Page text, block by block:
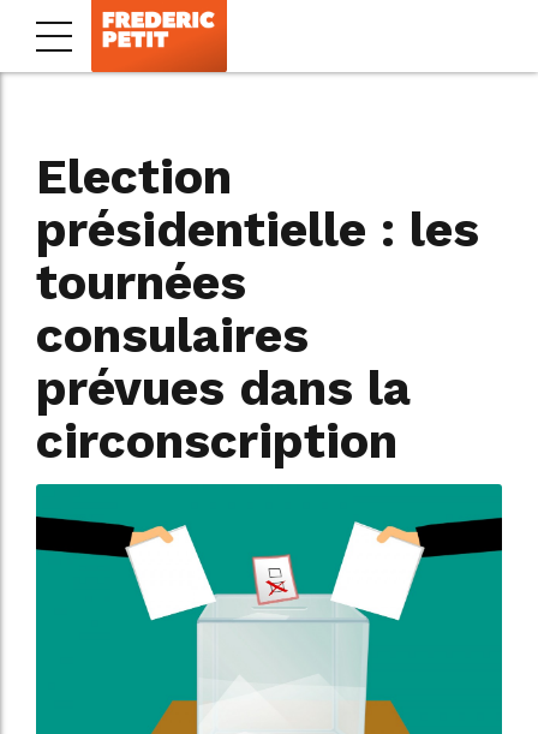
Election
présidentielle : les
tournées
consulaires
prévues dans la
circonscription